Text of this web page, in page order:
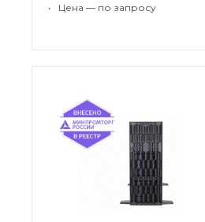
• Цена — по запросу